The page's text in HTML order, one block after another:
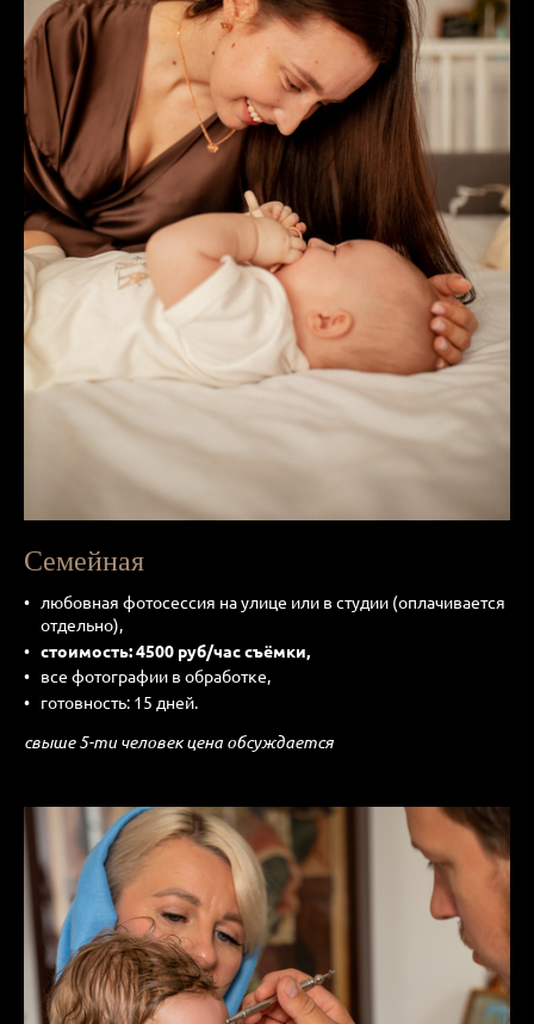
Семейная
любовная фотосессия на улице или в студии (оплачивается
отдельно),
стоимость: 4500 руб/час съёмки,
все фотографии в обработке,
готовность: 15 дней.
свыше 5-ти человек цена обсуждается